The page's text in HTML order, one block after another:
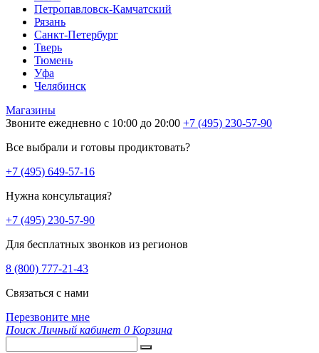
Петропавловск-Камчатский
Рязань
Санкт-Петербург
Тверь
Тюмень
Уфа
Челябинск
Магазины
Звоните ежедневно с 10:00 до 20:00 +7 (495) 230-57-90
Все выбрали и готовы продиктовать?
+7 (495) 649-57-16
Нужна консультация?
+7 (495) 230-57-90
Для бесплатных звонков из регионов
8 (800) 777-21-43
Связаться с нами
Перезвоните мне
Поиск Личный кабинет 0 Корзина